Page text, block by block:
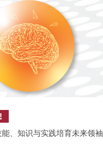
、知识与实践培育未来领袖